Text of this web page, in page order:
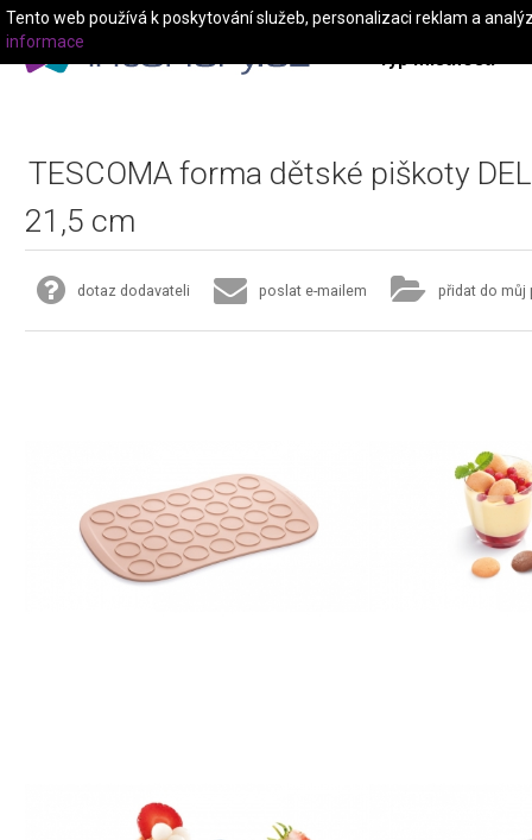
Typ místnosti
TESCOMA forma dětské piškoty
21,5 cm
dotaz dodavateli poslat e-mailem přidat do můj
Tento web používá k poskytování služeb, personalizaci reklam a
informace